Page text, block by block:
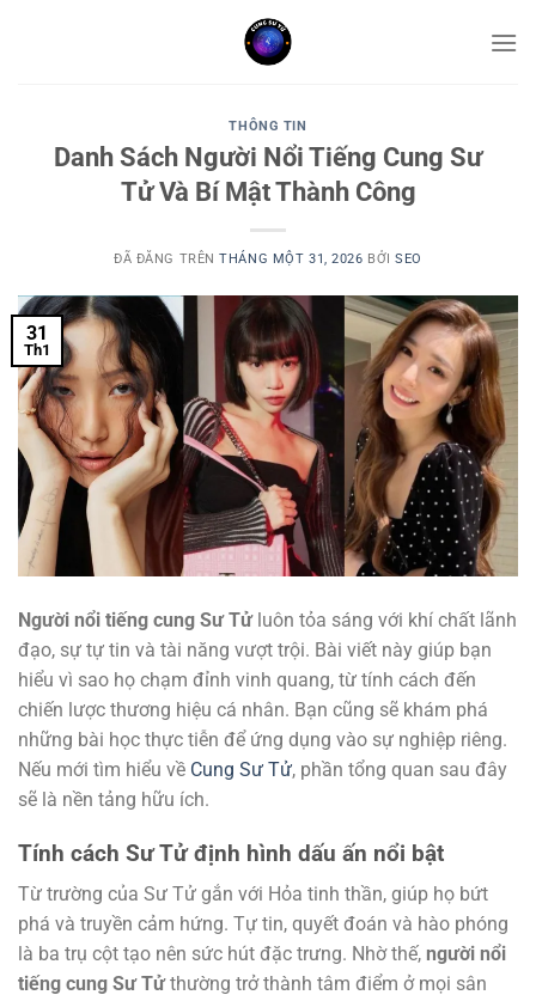
THÔNG TIN
Danh Sách Người Nổi Tiếng Cung Sư
Tử Và Bí Mật Thành Công
ĐÃ ĐĂNG TRÊNTHÁNG MỘT 31, 2026 BỞISEO
31
Th1
Người nổi tiếng cung Sư Tửluôn tỏa sáng với khí chất lãnh
đạo, sự tự tin và tài năng vượt trội. Bài viết này giúp bạn
hiểu vì sao họ chạm đỉnh vinh quang, từ tính cách đến
chiến lược thương hiệu cá nhân. Bạn cũng sẽ khám phá
những bài học thực tiễn để ứng dụng vào sự nghiệp riêng.
Nếu mới tìm hiểu về Cung Sư Tử, phần tổng quan sau đây
sẽ là nền tảng hữu ích.
Tính cách Sư Tử định hình dấu ấn nổi bật
Từ trường của Sư Tử gắn với Hỏa tinh thần, giúp họ bứt
phá và truyền cảm hứng. Tự tin, quyết đoán và hào phóng
là ba trụ cột tạo nên sức hút đặc trưng. Nhờ thế, người nổi
tiếng cung Sư Tửthường trở thành tâm điểm ở mọi sân